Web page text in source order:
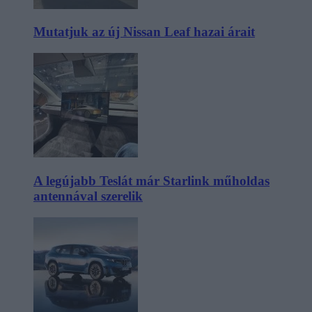
Mutatjuk az új Nissan Leaf hazai árait
A legújabb Teslát már Starlink műholdas
antennával szerelik